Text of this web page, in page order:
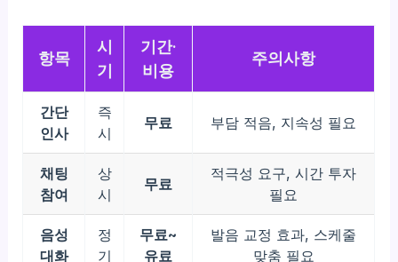
항목
시
기
기간·
비용
주의사항
간단
인사
즉
시
무료 부담 적음, 지속성 필요
채팅
참여
상
시
무료
적극성 요구, 시간 투자
필요
음성
대화
정
기
무료~
유료
발음 교정 효과, 스케줄
맞춤 필요